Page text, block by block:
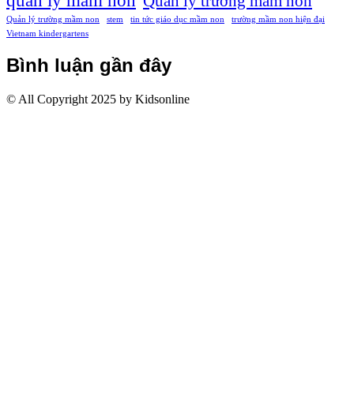
Quản lý trường mầm non stem tin tức giáo dục mầm non
trường mầm non hiện đại
Vietnam kindergartens
Bình luận gần đây
© All Copyright 2025 by Kidsonline